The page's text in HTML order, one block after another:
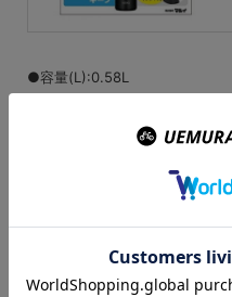
●容量(L):0.58L
●本体重量(約g):280
ご注文の前にご確認く
ご注文頂きましたら、弊社および
ルにてご連絡させて頂きます。